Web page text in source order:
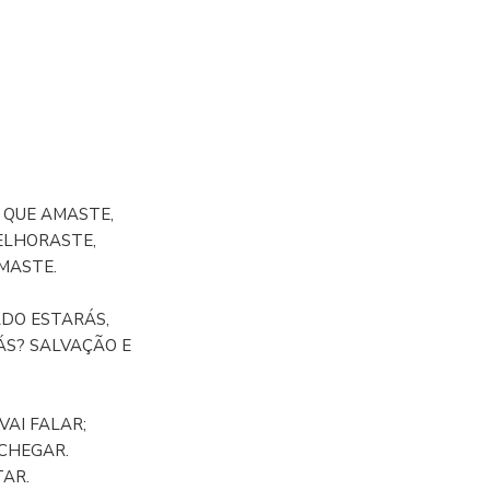
AMASTE,
ESTARÁS,
SALVAÇÃO E
FALAR;